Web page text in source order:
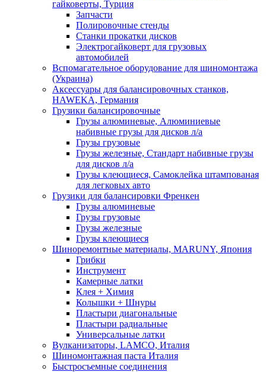
гайковерты, Турция
Запчасти
Полировочные стенды
Станки прокатки дисков
Электрогайковерт для грузовых
автомобилей
Вспомагательное оборудование для шиномонтажа
(Украина)
Аксессуары для балансировочных станков,
HAWEKA, Германия
Грузики балансировочные
Грузы алюминевые, Алюминиевые
набивные грузы для дисков л/а
Грузы грузовые
Грузы железные, Cтандарт набивные грузы
для дисков л/а
Грузы клеющиеся, Самоклейка штампованая
для легковых авто
Грузики для балансировки Френкен
Грузы алюминевые
Грузы грузовые
Грузы железные
Грузы клеющиеся
Шиноремонтные материалы, MARUNY, Япония
Грибки
Инструмент
Камерные латки
Клея + Химия
Колышки + Шнуры
Пластыри диагональные
Пластыри радиальные
Универсальные латки
Вулканизаторы, LAMCO, Италия
Шиномонтажная паста Италия
Быстросъемные соединения